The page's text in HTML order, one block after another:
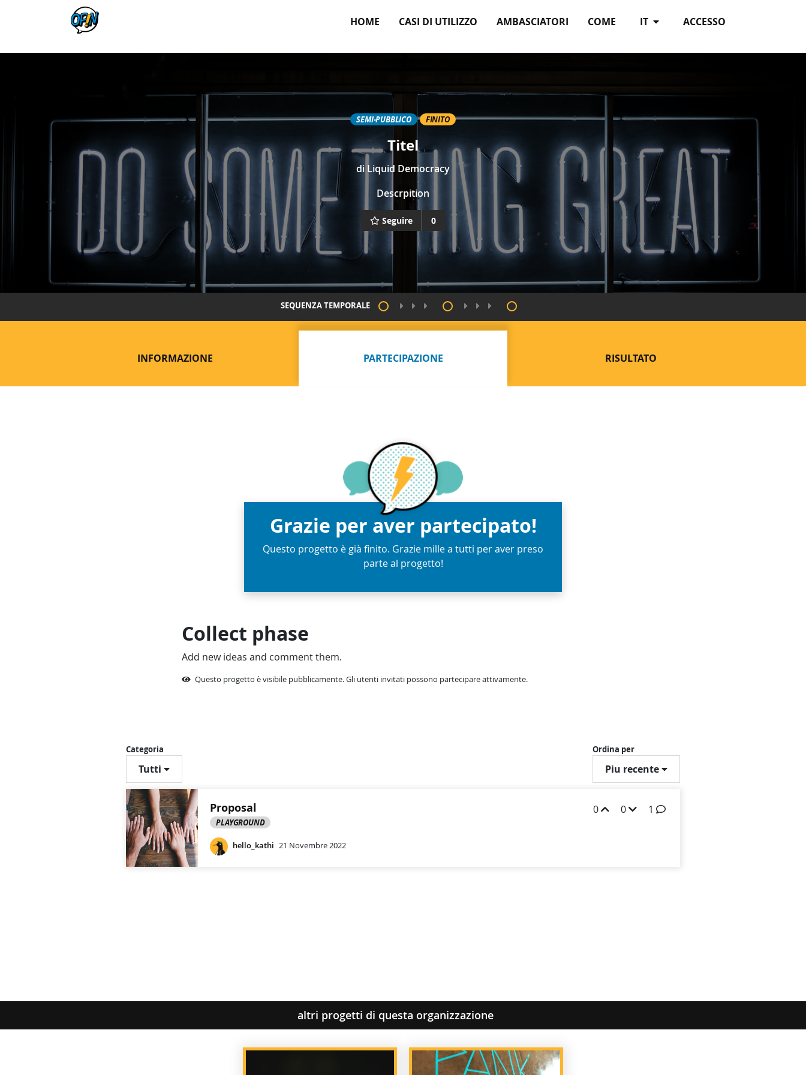
ACCESSO
IT
HOME CASI DI UTILIZZO AMBASCIATORI COME
SEMI-PUBBLICO FINITO
Titel
di Liquid Democracy
Descrpition
Seguire 0
SEQUENZA TEMPORALE
INFORMAZIONE PARTECIPAZIONE RISULTATO
Grazie per aver partecipato!
Questo progetto è già finito. Grazie mille a tutti per aver preso
parte al progetto!
Collect phase
Add new ideas and comment them.
Questo progetto è visibile pubblicamente. Gli utenti invitati possono partecipare attivamente.
Categoria
Tutti
Ordina per
Piu recente
0 0 1
Proposal
PLAYGROUND
hello_kathi 21 Novembre 2022
altri progetti di questa organizzazione